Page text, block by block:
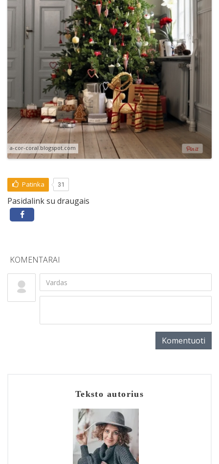
a-cor-coral.blogspot.com
Patinka 31
Pasidalink su draugais
KOMENTARAI
Komentuoti
Teksto autorius